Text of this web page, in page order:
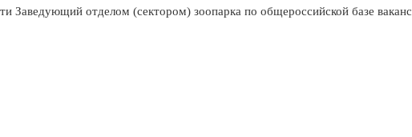
Заведующий отделом (сектором) зоопарка по общероссийской базе